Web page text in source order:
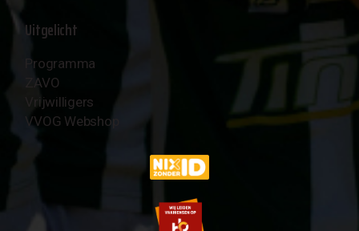
Uitgelicht
Programma
ZAVO
Vrijwilligers
VVOG Webshop